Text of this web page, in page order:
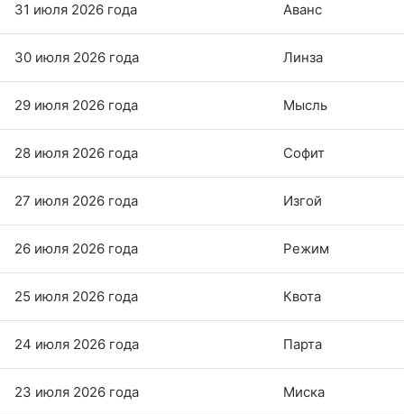
31 июля 2026 года Аванс
30 июля 2026 года Линза
29 июля 2026 года Мысль
28 июля 2026 года Софит
27 июля 2026 года Изгой
26 июля 2026 года Режим
25 июля 2026 года Квота
24 июля 2026 года Парта
23 июля 2026 года Миска